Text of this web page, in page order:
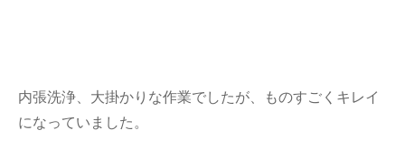
内張洗浄、大掛かりな作業でしたが、ものすごくキレイ
になっていました。